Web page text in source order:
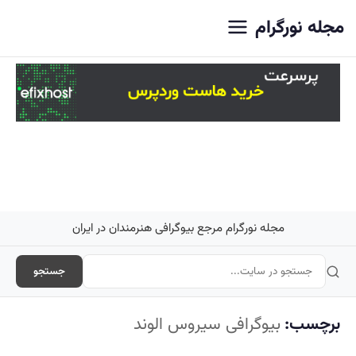
مجله نورگرام
مجله نورگرام مرجع بیوگرافی هنرمندان در ایران
جستجو
برچسب: بیوگرافی سیروس الوند